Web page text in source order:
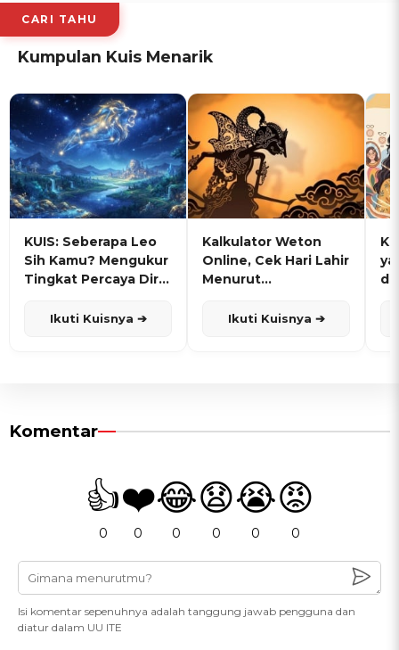
CARI TAHU
Kumpulan Kuis Menarik
KUIS: Seberapa Leo
Sih Kamu? Mengukur
Tingkat Percaya Diri
Ikuti Kuisnya ➔
Kalkulator Weton
Online, Cek Hari Lahir
Menurut
Ikuti Kuisnya ➔
Komentar
👍
0
❤️
0
😂
0
😧
0
😭
0
😡
0
Isi komentar sepenuhnya adalah tanggung jawab pengguna dan
diatur dalam UU ITE